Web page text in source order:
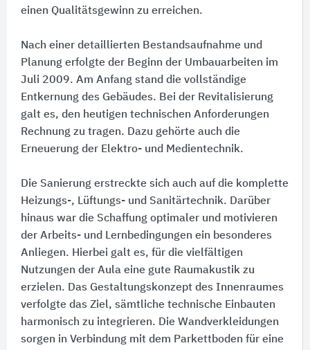
einen Qualitätsgewinn zu erreichen.
Nach einer detaillierten Bestandsaufnahme und
Planung erfolgte der Beginn der Umbauarbeiten im
Juli 2009. Am Anfang stand die vollständige
Entkernung des Gebäudes. Bei der Revitalisierung
galt es, den heutigen technischen Anforderungen
Rechnung zu tragen. Dazu gehörte auch die
Erneuerung der Elektro- und Medientechnik.
Die Sanierung erstreckte sich auch auf die komplette
Heizungs-, Lüftungs- und Sanitärtechnik. Darüber
hinaus war die Schaffung optimaler und motivieren
der Arbeits- und Lernbedingungen ein besonderes
Anliegen. Hierbei galt es, für die vielfältigen
Nutzungen der Aula eine gute Raumakustik zu
erzielen. Das Gestaltungskonzept des Innenraumes
verfolgte das Ziel, sämtliche technische Einbauten
harmonisch zu integrieren. Die Wandverkleidungen
sorgen in Verbindung mit dem Parkettboden für eine